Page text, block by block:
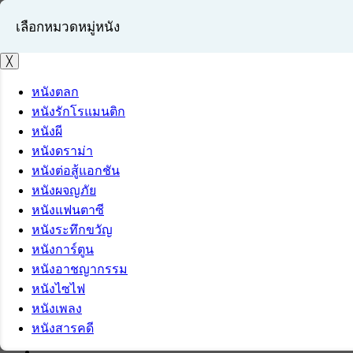
เข้าสู่ระบบ
สมัครสมาชิก
เลือกหมวดหมู่หนัง
╳
หนังตลก
หนังรักโรแมนติก
หนังผี
หนังดราม่า
หนังต่อสู้แอกชัน
หนังผจญภัย
หนังแฟนตาซี
หนังระทึกขวัญ
หนังการ์ตูน
หนังอาชญากรรม
หนังไซไฟ
หนังเพลง
หนังสารคดี